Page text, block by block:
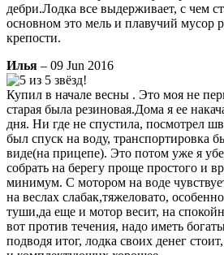
дебри.Лодка все выдерживает, с чем
основном это мель и плавучий мусор
крепости.
Илья – 09 Jun 2016
Купил в начале весны . Это моя не
старая была резиновая.Дома я ее
дня. Ни где не спустила, посмотрел
был спуск на воду, транспортировка
виде(на прицепе). Это потом уже я
собрать на берегу проще простого и
минимум. С мотором на воде
на веслах слабак,тяжеловато,
туши,да еще и мотор весит, на
вот против течения, надо иметь
подводя итог, лодка своих денег